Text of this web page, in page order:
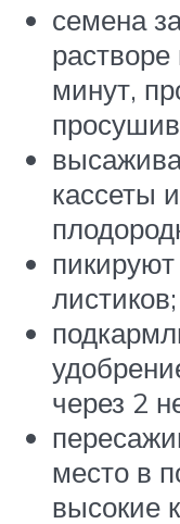
семена
минут,
кассеты
листиков;
через 2
место в
высокие